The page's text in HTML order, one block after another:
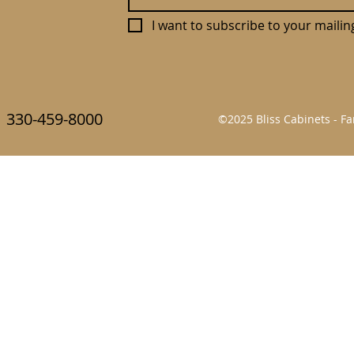
I want to subscribe to your
330-459-8000 ©2025 Bliss Cabinets -